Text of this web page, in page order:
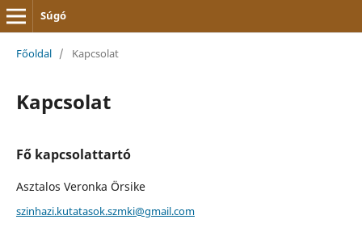
Súgó
Főoldal / Kapcsolat
Kapcsolat
Fő kapcsolattartó
Asztalos Veronka Örsike
szinhazi.kutatasok.szmki@gmail.com